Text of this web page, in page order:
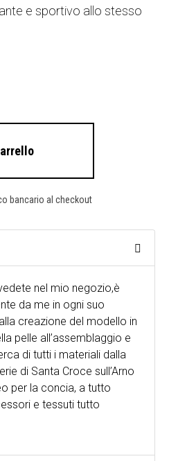
e sportivo allo stesso
bancario al checkout
nel mio negozio,è
da me in ogni suo
creazione del modello in
pelle all’assemblaggio e
di tutti i materiali dalla
di Santa Croce sull’Arno
per la concia, a tutto
e tessuti tutto